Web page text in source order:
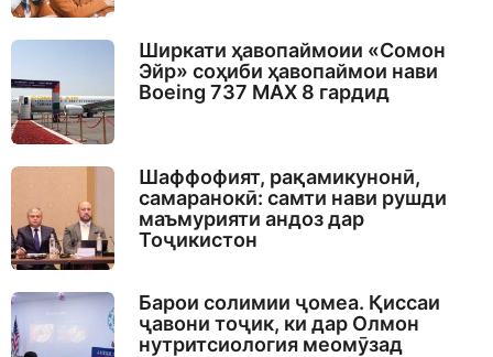
Ширкати ҳавопаймоии «Сомон
Эйр» соҳиби ҳавопаймои нави
Boeing 737 MAX 8 гардид
Шаффофият, рақамикунонӣ,
самаранокӣ: самти нави рушди
маъмурияти андоз дар
Тоҷикистон
Барои солимии ҷомеа. Қиссаи
ҷавони тоҷик, ки дар Олмон
нутритсиология меомӯзад